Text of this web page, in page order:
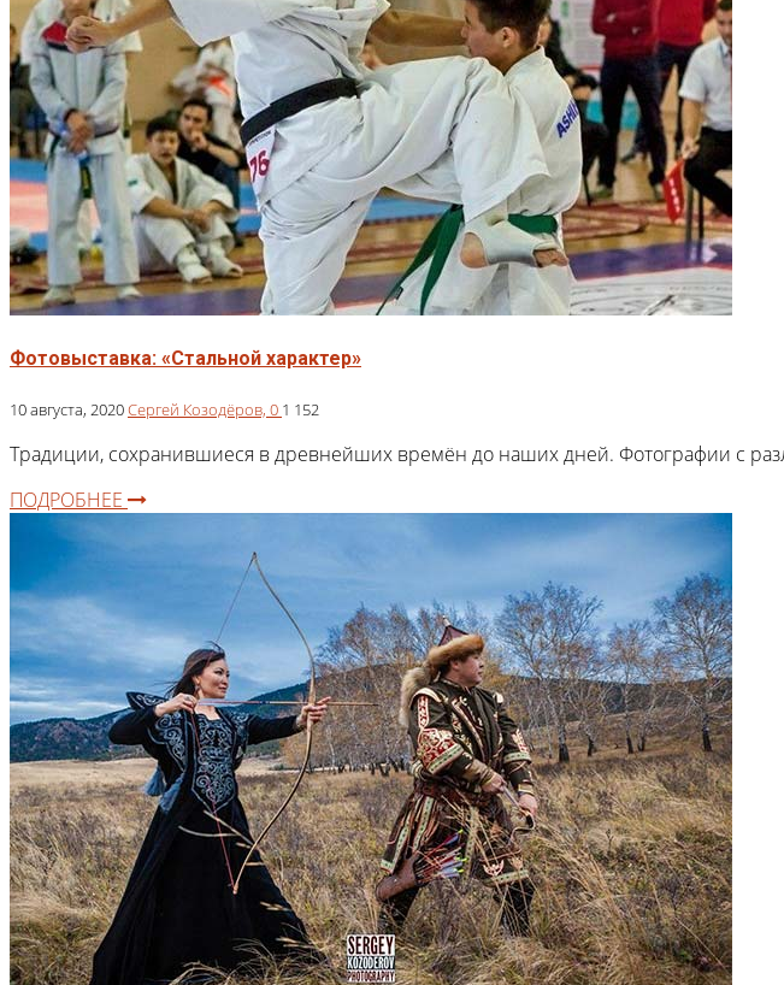
Фотовыставка: «Стальной характер»
10 августа, 2020Сергей Козодёров, 0 1 152
Традиции, сохранившиеся в древнейших времён до наших дней. Фотографии с
ПОДРОБНЕЕ